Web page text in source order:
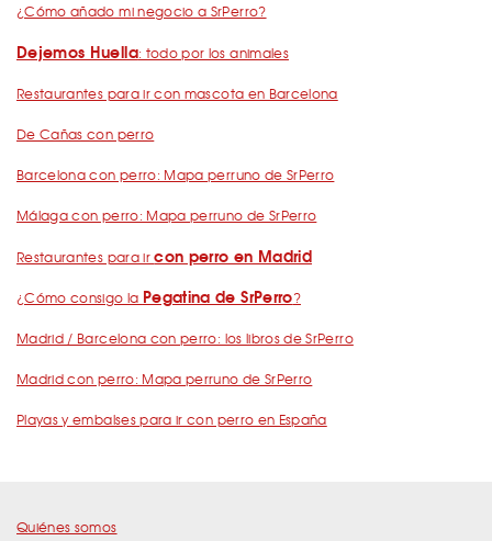
¿Cómo añado mi negocio a SrPerro?
Dejemos Huella: todo por los animales
Restaurantes para ir con mascota en Barcelona
De Cañas con perro
Barcelona con perro: Mapa perruno de SrPerro
Málaga con perro: Mapa perruno de SrPerro
Restaurantes para ircon perro en Madrid
¿Cómo consigo la Pegatina de SrPerro?
Madrid / Barcelona con perro: los libros de SrPerro
Madrid con perro: Mapa perruno de SrPerro
Playas y embalses para ir con perro en España
Quiénes somos